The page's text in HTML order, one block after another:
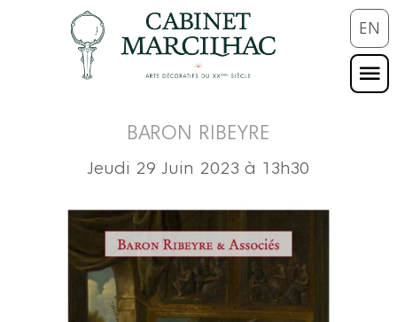
EN
BARON RIBEYRE
Jeudi 29 Juin 2023 à 13h30